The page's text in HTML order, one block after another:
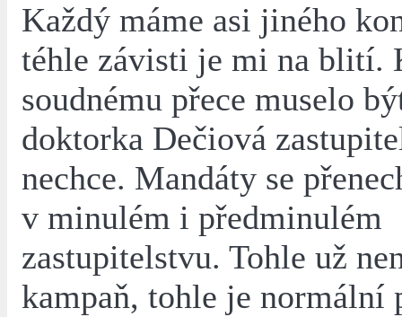
Každý máme asi jiného
téhle závisti je mi na blití.
soudnému přece muselo
doktorka Dečiová
nechce. Mandáty se
v minulém i předminulém
zastupitelstvu. Tohle už
kampaň, tohle je normální